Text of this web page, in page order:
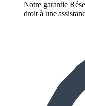
Notre garantie
droit à une